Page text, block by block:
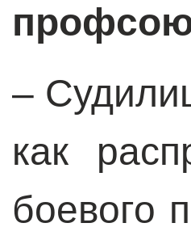
–
как
боевого